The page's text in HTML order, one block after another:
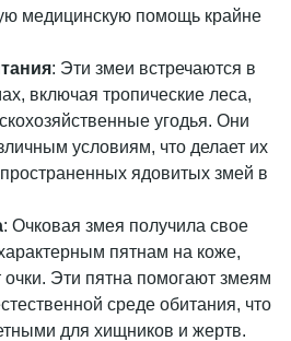
медицинскую помощь крайне
: Эти змеи встречаются в
включая тропические леса,
угодья. Они
условиям, что делает их
ядовитых змей в
: Очковая змея получила свое
пятнам на коже,
Эти пятна помогают змеям
среде обитания, что
для хищников и жертв.